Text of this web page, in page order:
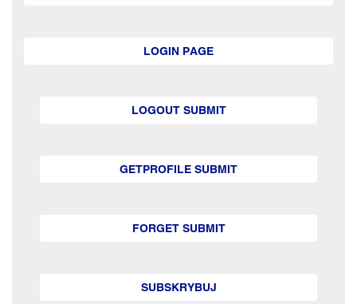
LOGIN PAGE
LOGOUT SUBMIT
GETPROFILE SUBMIT
FORGET SUBMIT
SUBSKRYBUJ